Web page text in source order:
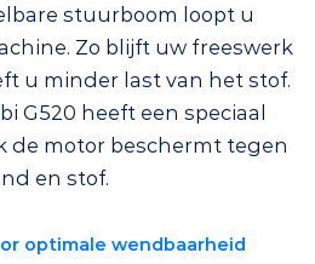
stuurboom loopt u
Zo blijft uw freeswerk
u minder last van het stof.
G520 heeft een speciaal
de motor beschermt tegen
en stof.
optimale wendbaarheid